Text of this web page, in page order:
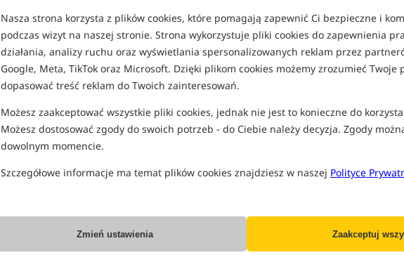
Nasza strona korzysta z plików cookies, które pomagają zapewnić Ci bezpieczne i
podczas wizyt na naszej stronie. Strona wykorzystuje pliki cookies do zapewnienia
działania, analizy ruchu oraz wyświetlania spersonalizowanych reklam przez
Google, Meta, TikTok oraz Microsoft. Dzięki plikom cookies możemy zrozumieć Twoje
dopasować treść reklam do Twoich zainteresowań.
Możesz zaakceptować wszystkie pliki cookies, jednak nie jest to konieczne do
Możesz dostosować zgody do swoich potrzeb - do Ciebie należy decyzja. Zgody
dowolnym momencie.
Szczegółowe informacje ma temat plików cookies znajdziesz w naszej Polityce
Zmień ustawienia Zaakceptuj
0,14
SPODZIEWANA WYSYŁKA
rozmiar 4
EAN: 5907666634011
0,14